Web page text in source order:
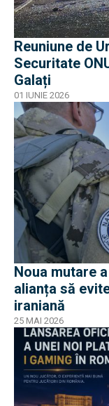
Reuniune de
Securitate
Galați
01 IUNIE 2026
Noua mutare
alianța să
iraniană
25 MAI 2026